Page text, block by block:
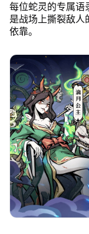
每位蛇灵的专属
是战场上撕裂敌人
依靠。